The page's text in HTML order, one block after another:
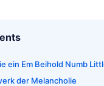
ein Em Beihold Numb
der Melancholie